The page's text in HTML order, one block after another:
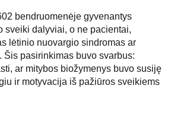
bendruomenėje gyvenantys
sveiki dalyviai, o ne pacientai,
lėtinio nuovargio sindromas ar
Šis pasirinkimas buvo svarbus:
ar mitybos biožymenys buvo susiję
ir motyvacija iš pažiūros sveikiems